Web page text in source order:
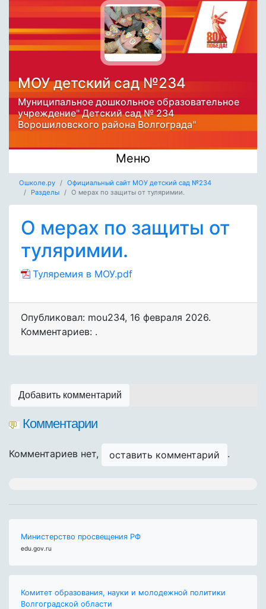
МОУ детский сад №234
Муниципальное дошкольное образовательное
учреждение" Детский сад № 234
Ворошиловского района Волгограда"
Меню
Ошколе.ру
Официальный сайт МОУ детский сад №234
Разделы
О мерах по защиты от туляримии.
О мерах по защиты от
туляримии.
Туляремия в МОУ.pdf
Опубликовал: mou234, 16 февраля 2026.
Комментариев: .
Добавить комментарий
Комментарии
Комментариев нет, оставить комментарий .
Министерство просвещения РФ
edu.gov.ru
Комитет образования, науки и молодежной политики
Волгоградской области